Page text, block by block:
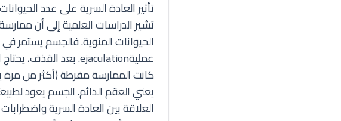
تأثير العادة السرية على عدد
تشير الدراسات العلمية إلى أن
الحيوانات المنوية. فالجسم يستمر في
كانت الممارسة مفرطة (أكثر من
يعني العقم الدائم. الجسم يعود
العلاقة بين العادة السرية